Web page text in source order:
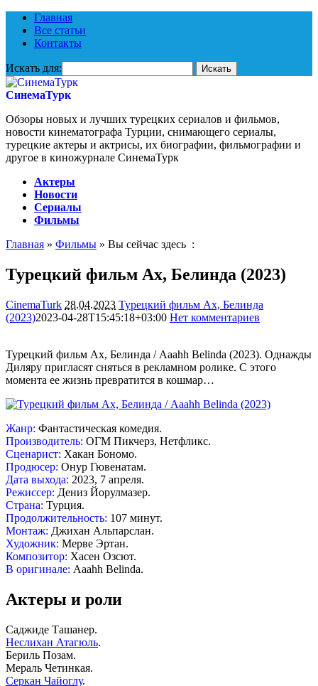
Главная
Все статьи
Контакты
Искать для:
СинемаТурк
Обзоры новых и лучших турецких сериалов и фильмов,
новости кинематографа Турции, снимающего сериалы,
турецкие актеры и актрисы, их биографии, фильмографии и
другое в киножурнале СинемаТурк
Актеры
Новости
Сериалы
Фильмы
Главная » Фильмы » Вы сейчас здесь :
Турецкий фильм Ах, Белинда (2023)
CinemaTurk 28.04.2023 Турецкий фильм Ах, Белинда
(2023)2023-04-28T15:45:18+03:00 Нет комментариев
Турецкий фильм Ах, Белинда / Aaahh Belinda (2023). Однажды
Диляру пригласят сняться в рекламном ролике. С этого
момента ее жизнь превратится в кошмар…
Жанр: Фантастическая комедия.
Производитель: ОГМ Пикчерз, Нетфликс.
Сценарист: Хакан Бономо.
Продюсер: Онур Гювенатам.
Дата выхода: 2023, 7 апреля.
Режиссер: Дениз Йорулмазер.
Страна: Турция.
Продолжительность: 107 минут.
Монтаж: Джихан Альпарслан.
Художник: Мерве Эртан.
Композитор: Хасен Озсют.
В оригинале: Aaahh Belinda.
Актеры и роли
Саджиде Ташанер.
Неслихан Атагюль.
Бериль Позам.
Мераль Четинкая.
Серкан Чайоглу.